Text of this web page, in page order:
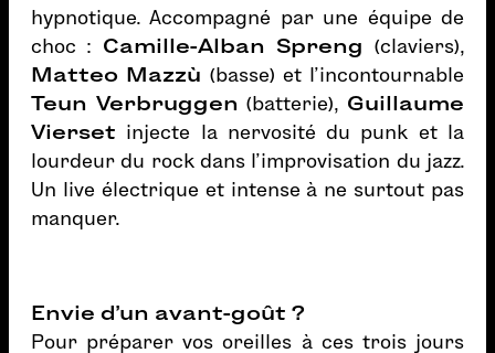
hypnotique. Accompagné par une équipe de
choc : Camille-Alban Spreng (claviers),
Matteo Mazzù (basse) et l'incontournable
Teun Verbruggen (batterie), Guillaume
Vierset injecte la nervosité du punk et la
lourdeur du rock dans l'improvisation du jazz.
Un live électrique et intense à ne surtout pas
manquer.
Envie d'un avant-goût ?
Pour préparer vos oreilles à ces trois jours